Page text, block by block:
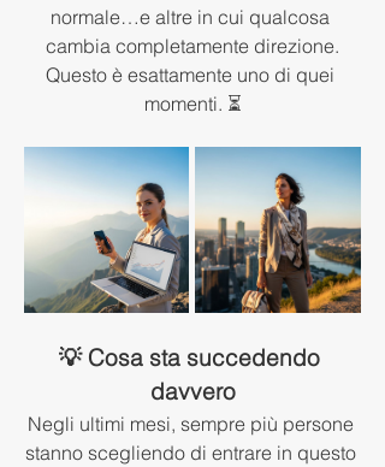
normale…e altre in cui qualcosa
cambia completamente direzione.
Questo è esattamente uno di quei
momenti. ⏳
💡 Cosa sta succedendo
davvero
Negli ultimi mesi, sempre più persone
stanno scegliendo di entrare in questo